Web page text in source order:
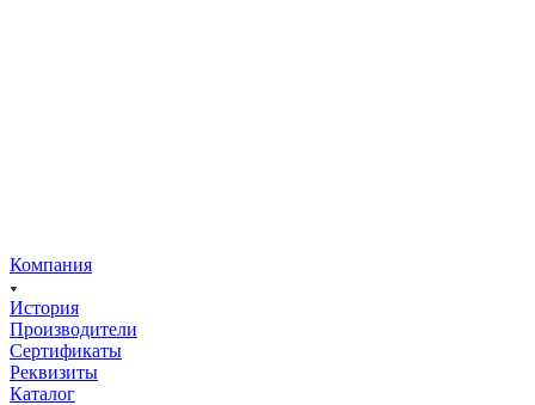
Компания
История
Производители
Сертификаты
Реквизиты
Каталог